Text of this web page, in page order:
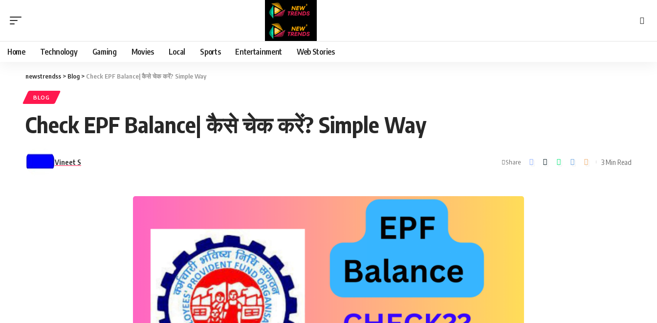
Home Technology Gaming Movies Local Sports Entertainment Web Stories
newstrendss > Blog > Check EPF Balance| कैसे चेक करें? Simple Way
BLOG
Check EPF Balance| कैसे चेक करें? Simple Way
Vineet S Share 3 Min Read